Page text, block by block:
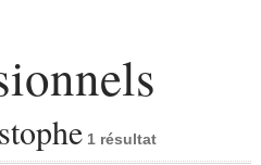
1 résultat